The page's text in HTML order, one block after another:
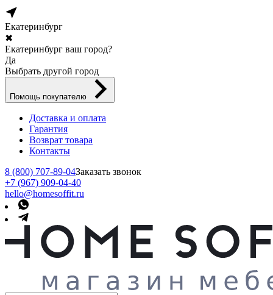
Екатеринбург
✖
Екатеринбург ваш город?
Да
Выбрать другой город
Помощь покупателю
Доставка и оплата
Гарантия
Возврат товара
Контакты
8 (800) 707-89-04Заказать звонок
+7 (967) 909-04-40
hello@homesoffit.ru